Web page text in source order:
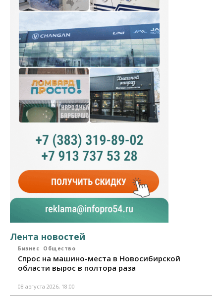
Лента новостей
Бизнес Общество
Спрос на машино-места в Новосибирской
области вырос в полтора раза
08 августа 2026, 18:00